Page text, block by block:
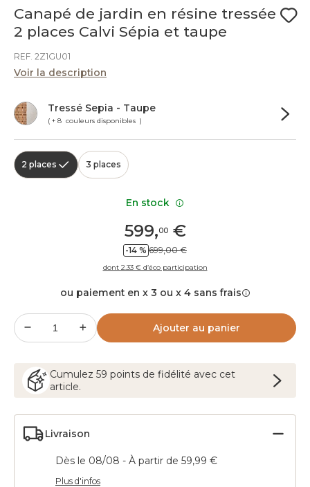
Canapé de jardin en résine tressée
2 places Calvi Sépia et taupe
REF. 2Z1GU01
Voir la description
Tressé Sepia - Taupe
( + 8 couleurs disponibles )
2 places 3 places
599,00€
-14 % 699,00 €
dont 2.33 € d’éco participation
ou paiement en x 3 ou x 4 sans frais
Ajouter au panier
Cumulez 59 points de fidélité avec cet
article.
Livraison
Dès le 08/08 - À partir de 59,99 €
Plus d'infos